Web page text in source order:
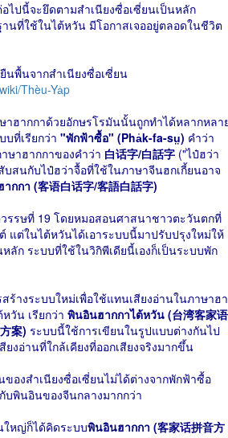
ไปนี้จะยึดตามสำเนียงซื่อเซี่ยนเป็นหลัก
านที่ใช้ในไต้หวัน มีโอกาสเจออยู่ตลอดในชีวิต
นพื้นจากสำเนียงซื่อเซี่ยน
Thèu-Ya̍p
าฮากกาด้วยอักษรโรมันนั้นถูกทำได้หลากหลา
ที่เรียกว่า "พักฟ้าซื้อ" (Pha̍k-fa-sṳ) คำว่า
ษาฮากกาของคำว่า 白话字/白話字 ("ไป๋ฮว่า
บสนกับไป๋ฮว่าจื้อที่ใช้ในภาษาจีนฮกเกี้ยนอาจ
กกา (客语白话字/客語白話字)
รษที่ 19 โดยหมอสอนศาสนาชาวตะวันตกที่
แต่ในไต้หวันได้เอาระบบนี้มาปรับปรุงใหม่ให้
ลัก ระบบที่ใช้ในวิกิพีเดียนี้เองก็เป็นระบบพัก
ร้างระบบใหม่เพื่อใช้แทนเสียงอ่านในภาษาฮา
วัน เรียกว่า พินอินฮากกาไต้หวัน (台湾客家语
案) ระบบนี้ใช้การเขียนในรูปแบบต่างกันไป
ยงอ่านที่ใกล้เคียงที่ออกเสียงจริงมากขึ้น
องสำเนียงซื่อเซี่ยนไม่ได้ต่างจากพักฟ้าซื้อ
บพินอินของจีนกลางมากกว่า
หญ่ก็ได้คิดระบบพินอินฮากกา (客家话拼音方